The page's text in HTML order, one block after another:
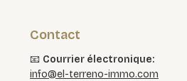
Contact
📧 Courrier électronique:
info@el-terreno-immo.com